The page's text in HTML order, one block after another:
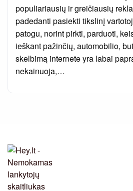
populiariausių ir greičiausių
padedanti pasiekti tikslinį
patogu, norint pirkti, parduoti,
ieškant pažinčių, automobilio,
skelbimą internete yra labai
nekainuoja,…